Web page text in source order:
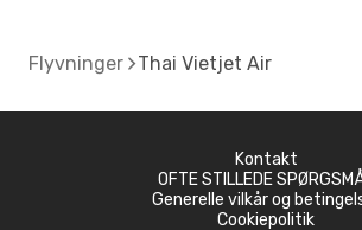
Flyvninger Thai Vietjet Air
Kontakt
OFTE STILLEDE
Generelle vilkår og
Cookiepolitik